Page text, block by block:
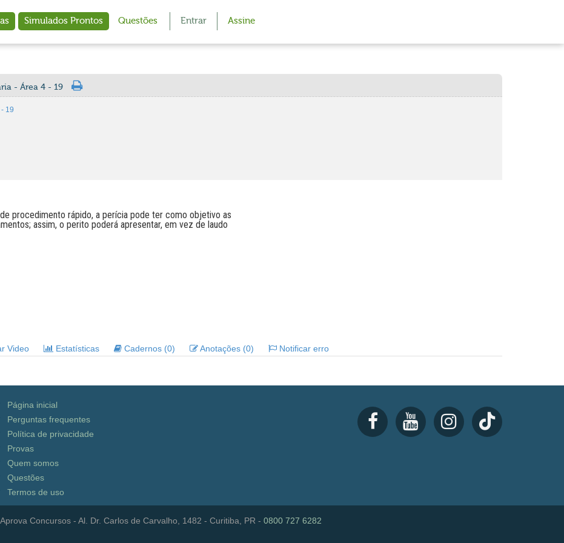
Simulados Prontos Questões Entrar Assine
- Área 4 - 19
19
procedimento rápido, a perícia pode ter como objetivo as
assim, o perito poderá apresentar, em vez de laudo
Video Estatísticas Cadernos (0) Anotações (0) Notificar erro
Página inicial
Perguntas frequentes
Política de privacidade
Provas
Quem somos
Questões
Termos de uso
Concursos - Al. Dr. Carlos de Carvalho, 1482 - Curitiba, PR - 0800 727 6282